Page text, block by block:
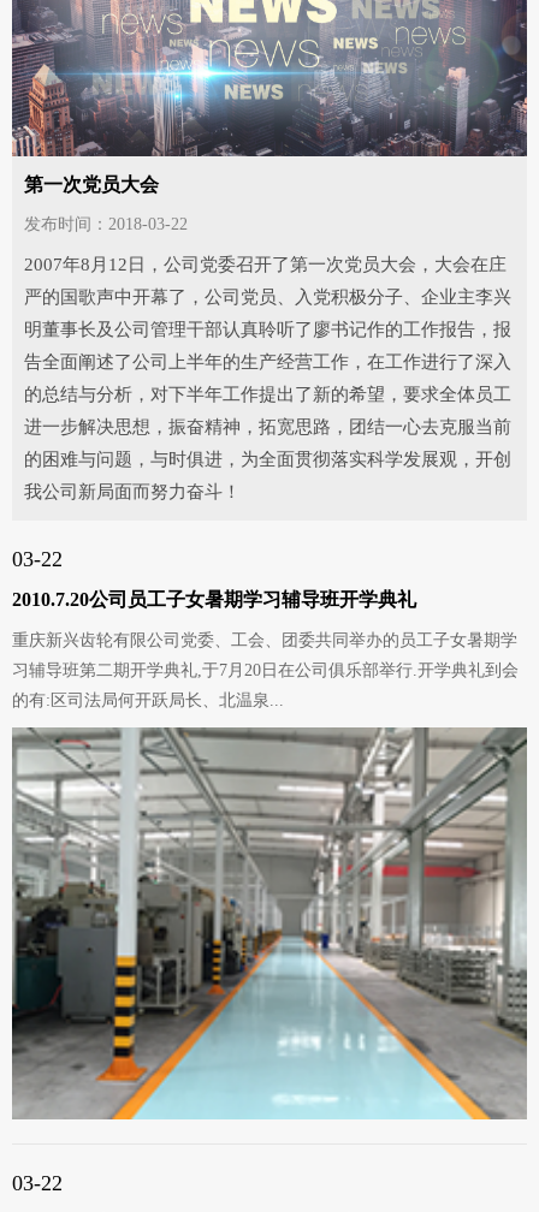
第一次党员大会
发布时间：2018-03-22
2007年8月12日，公司党委召开了第一次党员大会，大会在庄
严的国歌声中开幕了，公司党员、入党积极分子、企业主李兴
明董事长及公司管理干部认真聆听了廖书记作的工作报告，报
告全面阐述了公司上半年的生产经营工作，在工作进行了深入
的总结与分析，对下半年工作提出了新的希望，要求全体员工
进一步解决思想，振奋精神，拓宽思路，团结一心去克服当前
的困难与问题，与时俱进，为全面贯彻落实科学发展观，开创
我公司新局面而努力奋斗！
03-22
2010.7.20公司员工子女暑期学习辅导班开学典礼
重庆新兴齿轮有限公司党委、工会、团委共同举办的员工子女暑期学
习辅导班第二期开学典礼,于7月20日在公司俱乐部举行.开学典礼到会
的有:区司法局何开跃局长、北温泉...
03-22